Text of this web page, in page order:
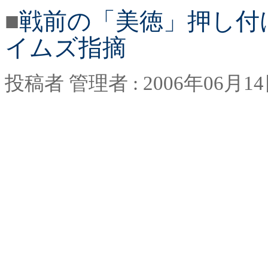
■戦前の「美徳」押し
イムズ指摘
投稿者 管理者 : 2006年06月 14